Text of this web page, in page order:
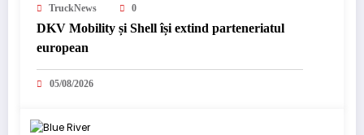
TruckNews 0
DKV Mobility și Shell își extind parteneriatul
european
05/08/2026